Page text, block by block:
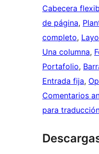
Cabecera
de página,
completo,
Una columna,
Portafolio,
Entrada fija,
Comentarios
para